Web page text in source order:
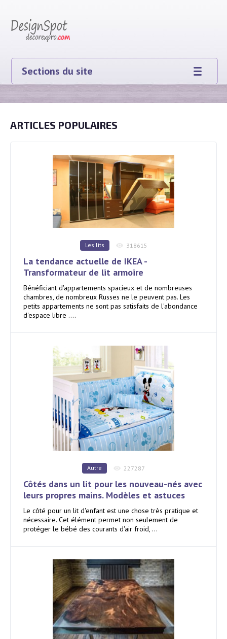
Sections du site
ARTICLES POPULAIRES
Les lits 318615
La tendance actuelle de IKEA -
Transformateur de lit armoire
Bénéficiant d'appartements spacieux et de nombreuses
chambres, de nombreux Russes ne le peuvent pas. Les
petits appartements ne sont pas satisfaits de l'abondance
d'espace libre ....
Autre 227287
Côtés dans un lit pour les nouveau-nés avec
leurs propres mains. Modèles et astuces
Le côté pour un lit d'enfant est une chose très pratique et
nécessaire. Cet élément permet non seulement de
protéger le bébé des courants d'air froid, ...